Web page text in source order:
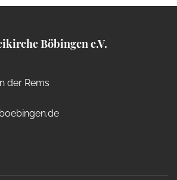
Böbingen e.V.
der Rems